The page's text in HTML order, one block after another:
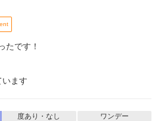
たです！
います
度あり・なし
ワンデー